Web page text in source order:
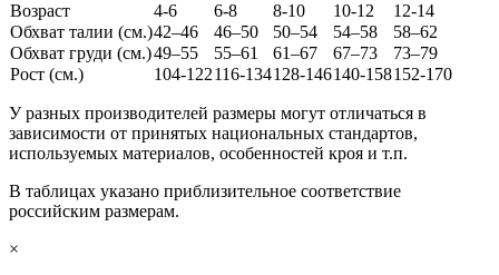
Возраст 4-6 6-8 8-10 10-12
12-14
Обхват талии (см.)42–46 46–50 50–54 54–58
58–62
Обхват груди (см.)49–55 55–61 61–67 67–73
73–79
Рост (см.)
104-122116-134128-146140-158152-170
У разных производителей размеры могут отличаться в
зависимости от принятых национальных стандартов,
используемых материалов, особенностей кроя и т.п.
В таблицах указано приблизительное соответствие
российским размерам.
×